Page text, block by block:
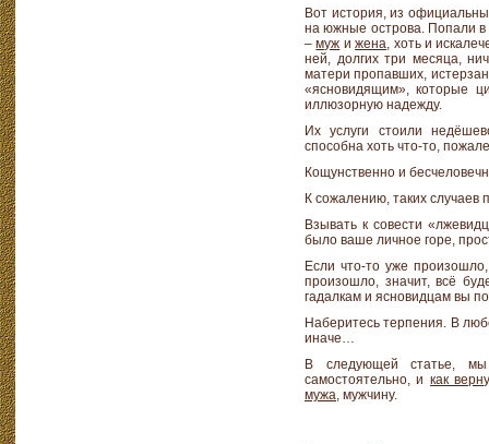
Вот история, из
на южные острова. Попали
–муж ижена, хоть и
ней, долгих три месяца,
матери пропавших,
«ясновидящим», которые
иллюзорную надежду.
Их услуги стоили
способна хоть что-то,
Кощунственно и
К сожалению, таких случаев
Взывать к совести
было ваше личное горе,
Если что-то уже
произошло, значит, всё
гадалкам и ясновидцам вы
Наберитесь терпения. В
иначе…
В следующей статье,
самостоятельно, и как
мужа, мужчину.